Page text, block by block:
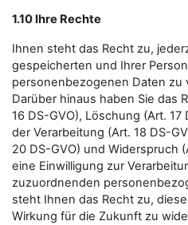
1.10 Ihre Rechte
Ihnen steht das Recht zu,
gespeicherten und Ihrer
personenbezogenen Daten zu
Darüber hinaus haben Sie das
16 DS-GVO), Löschung (Art.
der Verarbeitung (Art. 18 DS-
20 DS-GVO) und Widerspruch
eine Einwilligung zur
zuzuordnenden
steht Ihnen das Recht zu,
Wirkung für die Zukunft zu